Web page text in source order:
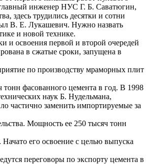
инженер НУС Г. Б. Саватюгин,
трудились десятки и сотни
В. Е. Лукашевич. Нужно назвать
и новой технике.
и освоения первой и второй очередей
в сжатые сроки, запущена в
по производству мраморных плит
фасованного цемента в год. В 1998
наук Б. Нудельмана,
частично заменить импортируемые за
Мощность ее 250 тысяч тонн
его освоение с целью выпуска
переговоры по экспорту цемента в